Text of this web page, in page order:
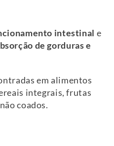
intestinal e
de gorduras e
em alimentos
integrais, frutas
coados.